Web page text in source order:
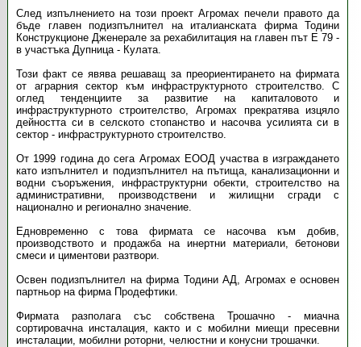
След изпълнението на този проект Агромах печели правото да
бъде главен подизпълнител на италианската фирма Тодини
Конструкционе Дженерале за рехабилитация на главен път Е 79 -
в участъка Дупница - Кулата.
Този факт се явява решаващ за преориентирането на фирмата
от аграрния сектор към инфраструктурното строителство. С
оглед тенденциите за развитие на капиталовото и
инфраструктурното строителство, Агромах прекратява изцяло
дейността си в селското стопанство и насочва усилията си в
сектор - инфраструктурното строителство.
От 1999 година до сега Агромах ЕООД участва в изграждането
като изпълнител и подизпълнител на пътища, канализационни и
водни съоръжения, инфраструктурни обекти, строителство на
административни, производствени и жилищни сгради с
национално и регионално значение.
Едновременно с това фирмата се насочва към добив,
производството и продажба на инертни материали, бетонови
смеси и циментови разтвори.
Освен подизпълнител на фирма Тодини АД, Агромах е основен
партньор на фирма Продефтики.
Фирмата разполага със собствена Трошачно - миачна
сортировачна инсталация, както и с мобилни миещи пресевни
инсталации, мобилни роторни, челюстни и конусни трошачки.